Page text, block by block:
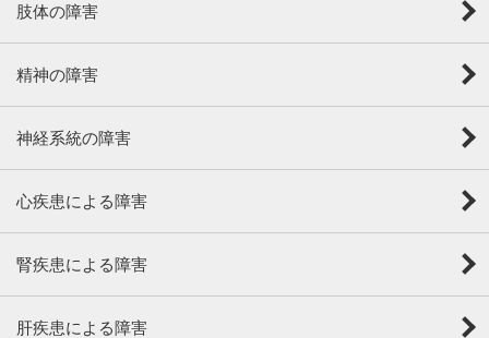
肢体の障害
精神の障害
神経系統の障害
心疾患による障害
腎疾患による障害
肝疾患による障害